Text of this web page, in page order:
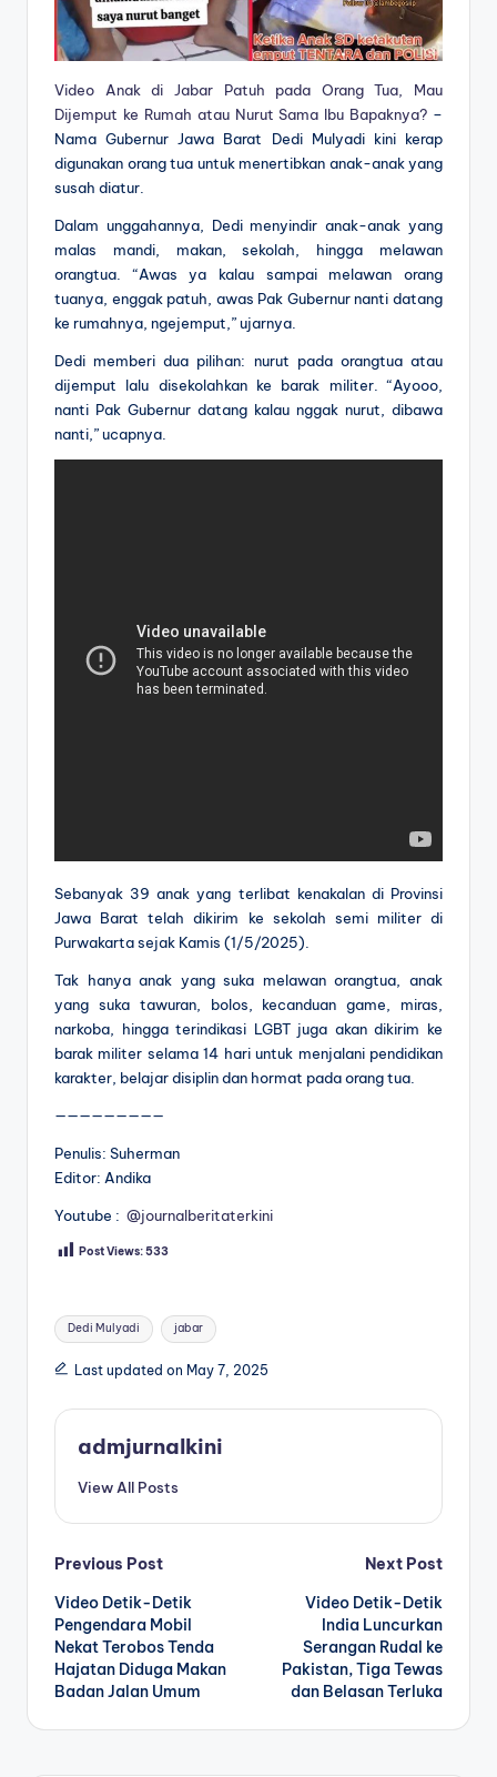
Video Anak di Jabar Patuh pada Orang Tua, Mau
Dijemput ke Rumah atau Nurut Sama Ibu Bapaknya? –
Nama Gubernur Jawa Barat Dedi Mulyadi kini kerap
digunakan orang tua untuk menertibkan anak-anak yang
susah diatur.
Dalam unggahannya, Dedi menyindir anak-anak yang
malas mandi, makan, sekolah, hingga melawan
orangtua. “Awas ya kalau sampai melawan orang
tuanya, enggak patuh, awas Pak Gubernur nanti datang
ke rumahnya, ngejemput,” ujarnya.
Dedi memberi dua pilihan: nurut pada orangtua atau
dijemput lalu disekolahkan ke barak militer. “Ayooo,
nanti Pak Gubernur datang kalau nggak nurut, dibawa
nanti,” ucapnya.
Sebanyak 39 anak yang terlibat kenakalan di Provinsi
Jawa Barat telah dikirim ke sekolah semi militer di
Purwakarta sejak Kamis (1/5/2025).
Tak hanya anak yang suka melawan orangtua, anak
yang suka tawuran, bolos, kecanduan game, miras,
narkoba, hingga terindikasi LGBT juga akan dikirim ke
barak militer selama 14 hari untuk menjalani pendidikan
karakter, belajar disiplin dan hormat pada orang tua.
—————————
Penulis: Suherman
Editor: Andika
Youtube : @journalberitaterkini
Post Views:533
Tags:
Dedi Mulyadi jabar
Last updated on May 7, 2025
admjurnalkini
View All Posts
Post
navigation
Previous Post
Video Detik-Detik
Pengendara Mobil
Nekat Terobos Tenda
Hajatan Diduga Makan
Badan Jalan Umum
Next Post
Video Detik-Detik
India Luncurkan
Serangan Rudal ke
Pakistan, Tiga Tewas
dan Belasan Terluka